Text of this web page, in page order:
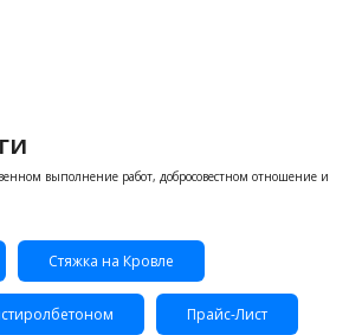
выполнение работ, добросовестном отношение и
Стяжка на Кровле
Прайс-Лист